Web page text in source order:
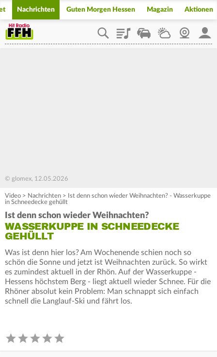
Nachrichten Guten Morgen Hessen Magazin Aktionen
PlaylistStaupilotWetterWebcam
© glomex, 12.05.2026
Video > Nachrichten >
Ist denn schon wieder Weihnachten? - Wasserkuppe
in Schneedecke gehüllt
Ist denn schon wieder Weihnachten?
WASSERKUPPE IN SCHNEEDECKE
GEHÜLLT
Was ist denn hier los? Am Wochenende schien noch so
schön die Sonne und jetzt ist Weihnachten zurück. So wirkt
es zumindest aktuell in der Rhön. Auf der Wasserkuppe -
Hessens höchstem Berg - liegt aktuell wieder Schnee. Für die
Rhöner absolut kein Problem: Man schnappt sich einfach
schnell die Langlauf-Ski und fährt los.